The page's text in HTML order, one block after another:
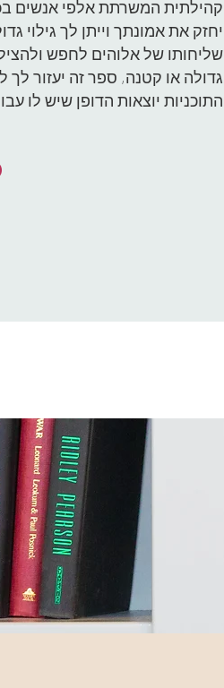
קהילתית המשרתת אלפי אנשים
יחזק את אמונתך וייתן לך גילוי
שליחותו של אלוהים לחפש
גדולה או קטנה, ספר זה יעזור
התוכניות יוצאות הדופן שיש לו